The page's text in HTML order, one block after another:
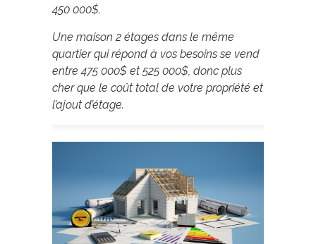
450 000$.
Une maison 2 étages dans le même
quartier qui répond à vos besoins se vend
entre 475 000$ et 525 000$, donc plus
cher que le coût total de votre propriété et
l’ajout d’étage.